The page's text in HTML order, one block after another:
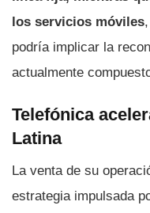
los servicios móviles
podría implicar la
actualmente
Telefónica
Latina
La venta de su
estrategia impulsada